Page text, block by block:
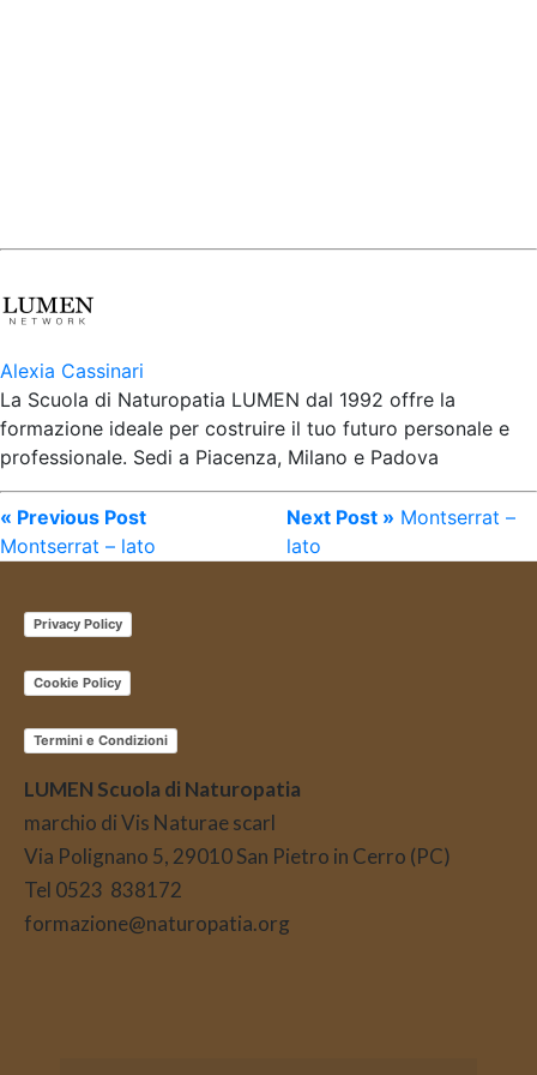
Alexia Cassinari
La Scuola di Naturopatia LUMEN dal 1992 offre la
formazione ideale per costruire il tuo futuro personale e
professionale. Sedi a Piacenza, Milano e Padova
« Previous Post
Montserrat – lato
Next Post » Montserrat –
lato
LUMEN Scuola di Naturopatia
marchio di Vis Naturae scarl
Via Polignano 5, 29010 San Pietro in Cerro (PC)
Tel 0523 838172
formazione@naturopatia.org
Privacy Policy
Cookie Policy
Termini e Condizioni